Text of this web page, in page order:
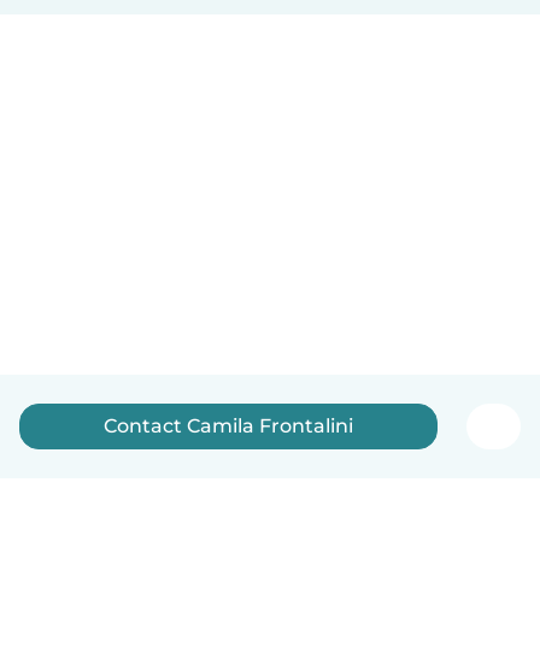
Contact Camila Frontalini